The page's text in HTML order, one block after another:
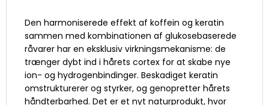
Den harmoniserede effekt af koffein og keratin
sammen med kombinationen af ​​glukosebaserede
råvarer har en eksklusiv virkningsmekanisme: de
trænger dybt ind i hårets cortex for at skabe nye
ion- og hydrogenbindinger. Beskadiget keratin
omstrukturerer og styrker, og genopretter hårets
håndterbarhed. Det er et nyt naturprodukt, hvor